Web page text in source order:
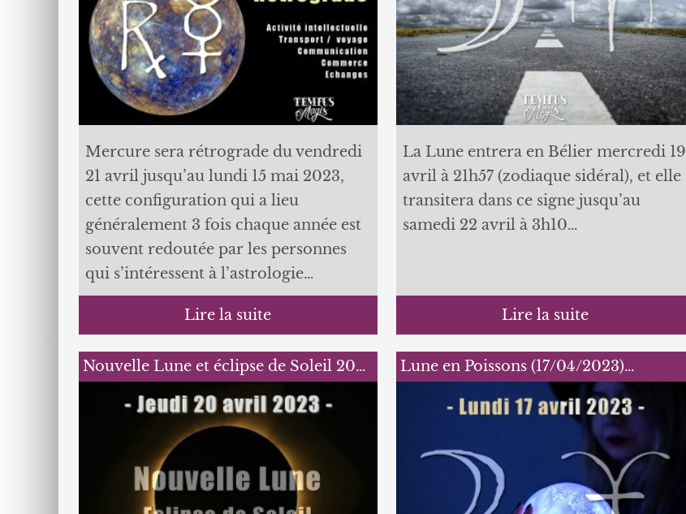
Mercure sera rétrograde du vendredi
21 avril jusqu’au lundi 15 mai 2023,
cette configuration qui a lieu
généralement 3 fois chaque année est
souvent redoutée par les personnes
qui s’intéressent à l’astrologie…
Lire la suite
La Lune entrera en Bélier mercredi 19
avril à 21h57 (zodiaque sidéral), et elle
transitera dans ce signe jusqu’au
samedi 22 avril à 3h10…
Lire la suite
Nouvelle Lune et éclipse de Soleil 20… Lune en Poissons (17/04/2023)…